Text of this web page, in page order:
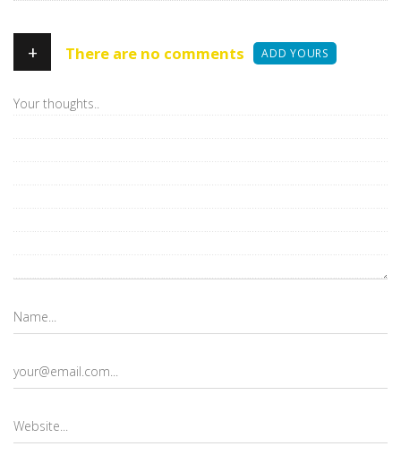
+ There are no comments ADD YOURS